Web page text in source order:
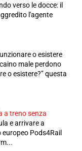
verso le docce: il
l'agente
o esistere
male perdono
o esistere?” questa
a treno senza
e arrivare a
Pods4Rail